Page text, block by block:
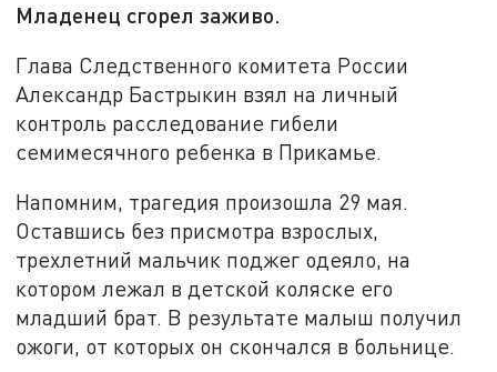
Младенец сгорел заживо.
Глава Следственного комитета России
Александр Бастрыкин взял на личный
контроль расследование гибели
семимесячного ребенка в Прикамье.
Напомним, трагедия произошла 29 мая.
Оставшись без присмотра взрослых,
трехлетний мальчик поджег одеяло, на
котором лежал в детской коляске его
младший брат. В результате малыш получил
ожоги, от которых он скончался в больнице.